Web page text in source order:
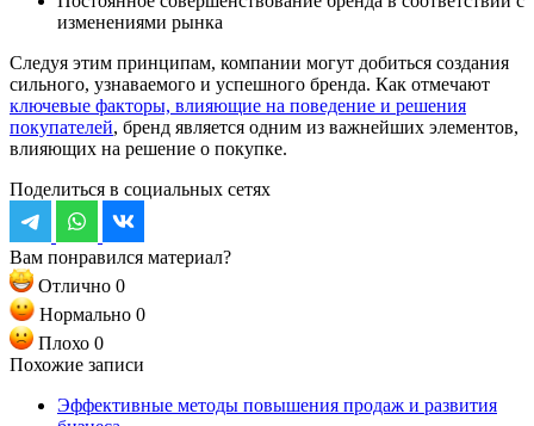
изменениями рынка
Следуя этим принципам, компании могут добиться создания
сильного, узнаваемого и успешного бренда. Как отмечают
ключевые факторы, влияющие на поведение и решения
покупателей, бренд является одним из важнейших элементов,
влияющих на решение о покупке.
Поделиться в социальных сетях
Вам понравился материал?
Отлично 0
Нормально 0
Плохо 0
Похожие записи
Эффективные методы повышения продаж и развития